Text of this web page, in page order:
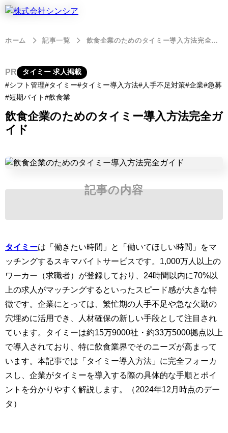
ホーム 記事一覧 飲食企業のためのタイミー導入方法完全ガイド
PR
タイミー 求人掲載
シフト管理
タイミー タイミー導入方法 人手不足対策 企業 急募
短期バイト
飲食業
飲食企業のためのタイミー導入方法完全ガ
イド
記事の内容
タイミーは「働きたい時間」と「働いてほしい時間」をマ
ッチングするスキマバイトサービスです。1,000万人以上の
ワーカー（求職者）が登録しており、24時間以内に70%以
上の求人がマッチングするといったスピード感が大きな特
徴です。企業にとっては、繁忙期の人手不足や急な欠勤の
穴埋めに活用でき、人材確保の新しい手段として注目され
ています​。タイミーは約15万9000社・約33万5000拠点以上
で導入されており、特に飲食業界でそのニーズが高まって
います。本記事では「タイミー導入方法」に完全フォーカ
スし、企業がタイミーを導入する際の具体的な手順とポイ
ントを分かりやすく解説します。（2024年12月時点のデー
タ）